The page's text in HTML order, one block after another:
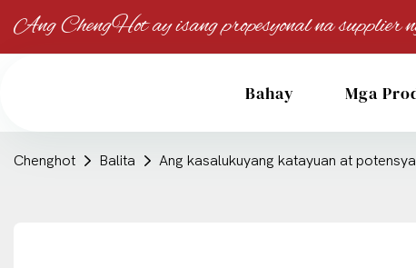
Ang ChengHot ay isang propesyonal na supplier
Bahay Mga
Chenghot Balita Ang kasalukuyang katayuan at